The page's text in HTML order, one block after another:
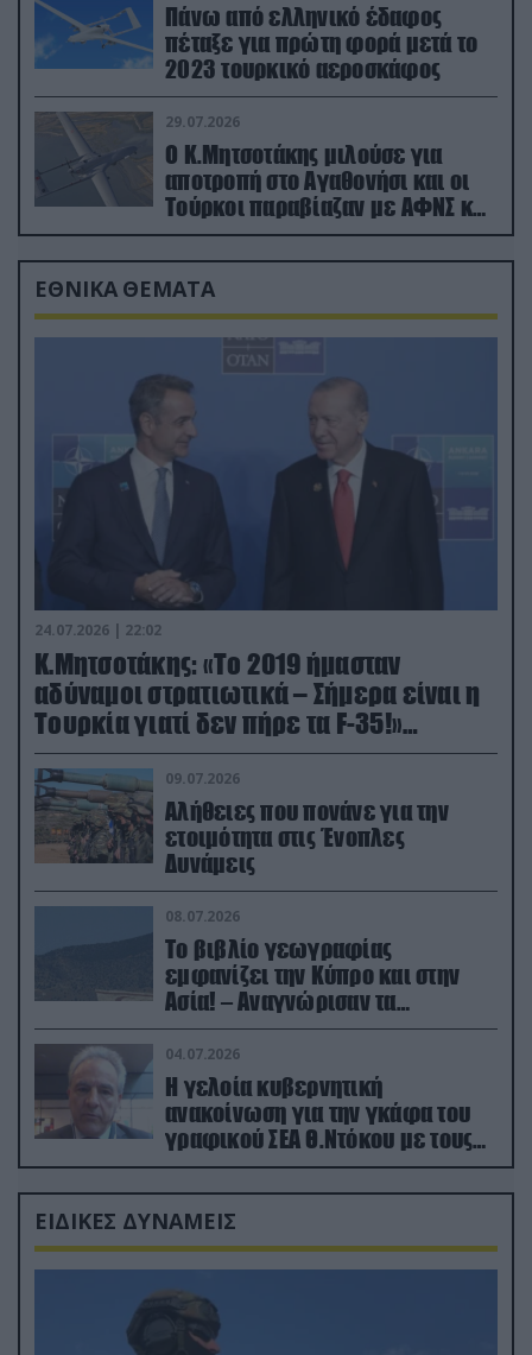
Πάνω από ελληνικό έδαφος
πέταξε για πρώτη φορά μετά το
2023 τουρκικό αεροσκάφος
29.07.2026
Ο Κ.Μητσοτάκης μιλούσε για
αποτροπή στο Αγαθονήσι και οι
Τούρκοι παραβίαζαν με ΑΦΝΣ και
drone
ΕΘΝΙΚΑ ΘΕΜΑΤΑ
24.07.2026 | 22:02
Κ.Μητσοτάκης: «Το 2019 ήμασταν
αδύναμοι στρατιωτικά – Σήμερα είναι η
Τουρκία γιατί δεν πήρε τα F-35!»
(βίντεο)
09.07.2026
Αλήθειες που πονάνε για την
ετοιμότητα στις Ένοπλες
Δυνάμεις
08.07.2026
Το βιβλίο γεωγραφίας
εμφανίζει την Κύπρο και στην
Ασία! – Αναγνώρισαν τα
κατεχόμενα; (φωτο)
04.07.2026
Η γελοία κυβερνητική
ανακοίνωση για την γκάφα του
γραφικού ΣΕΑ Θ.Ντόκου με τους
Ρώσους φαρσέρ
ΕΙΔΙΚΕΣ ΔΥΝΑΜΕΙΣ